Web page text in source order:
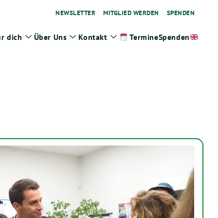
NEWSLETTER MITGLIED WERDEN SPENDEN
dich
Zeige
Über Uns Zeige
Kontakt ZeigeTermineSpenden